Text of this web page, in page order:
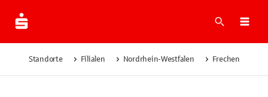
Suche
Standorte Filialen Nordrhein-Westfalen Frechen